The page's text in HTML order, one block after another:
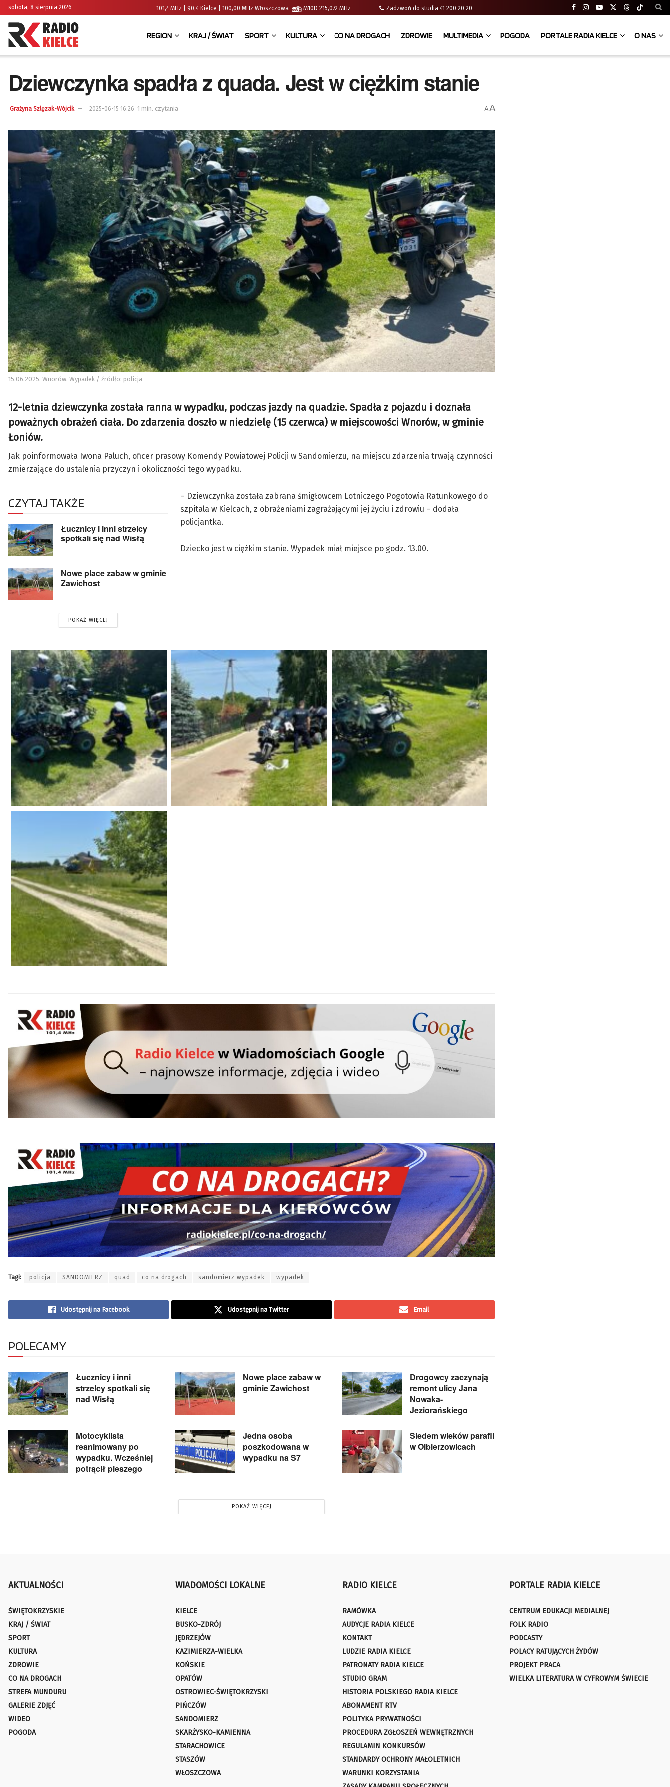
sobota, 8 sierpnia 2026 101,4 MHz | 90,4 Kielce | 100,00 MHz Włoszczowa M10D 215,072 MHz Zadzwoń do studia 41 200 20 20
REGION KRAJ / ŚWIAT SPORT KULTURA CO NA DROGACH ZDROWIE MULTIMEDIA POGODA PORTALE RADIA KIELCE O NAS
Dziewczynka spadła z quada. Jest w ciężkim stanie
Grażyna Szlęzak-Wójcik 2025-06-15 16:26 1 min. czytania AA
15.06.2025. Wnorów. Wypadek / źródło: policja
12-letnia dziewczynka została ranna w wypadku, podczas jazdy na quadzie. Spadła z pojazdu i doznała
poważnych obrażeń ciała. Do zdarzenia doszło w niedzielę (15 czerwca) w miejscowości Wnorów, w gminie
Łoniów.
Jak poinformowała Iwona Paluch, oficer prasowy Komendy Powiatowej Policji w Sandomierzu, na miejscu zdarzenia trwają czynności
zmierzające do ustalenia przyczyn i okoliczności tego wypadku.
CZYTAJ TAKŻE
Łucznicy i inni strzelcy
spotkali się nad Wisłą
Nowe place zabaw w gminie
Zawichost
POKAŻ WIĘCEJ
– Dziewczynka została zabrana śmigłowcem Lotniczego Pogotowia Ratunkowego do
szpitala w Kielcach, z obrażeniami zagrażającymi jej życiu i zdrowiu – dodała
policjantka.
Dziecko jest w ciężkim stanie. Wypadek miał miejsce po godz. 13.00.
Tagi: policja SANDOMIERZ quad co na drogach sandomierz wypadek wypadek
Udostępnij na Facebook Udostępnij na Twitter Email
POLECAMY
Łucznicy i inni
strzelcy spotkali się
nad Wisłą
Nowe place zabaw w
gminie Zawichost
Drogowcy zaczynają
remont ulicy Jana
Nowaka-
Jeziorańskiego
Motocyklista
reanimowany po
wypadku. Wcześniej
potrącił pieszego
Jedna osoba
poszkodowana w
wypadku na S7
Siedem wieków parafii
w Olbierzowicach
POKAŻ WIĘCEJ
AKTUALNOŚCI
ŚWIĘTOKRZYSKIE
KRAJ / ŚWIAT
SPORT
KULTURA
ZDROWIE
CO NA DROGACH
STREFA MUNDURU
GALERIE ZDJĘĆ
WIDEO
POGODA
WIADOMOŚCI LOKALNE
KIELCE
BUSKO-ZDRÓJ
JĘDRZEJÓW
KAZIMIERZA-WIELKA
KOŃSKIE
OPATÓW
OSTROWIEC-ŚWIĘTOKRZYSKI
PIŃCZÓW
SANDOMIERZ
SKARŻYSKO-KAMIENNA
STARACHOWICE
STASZÓW
WŁOSZCZOWA
RADIO KIELCE
RAMÓWKA
AUDYCJE RADIA KIELCE
KONTAKT
LUDZIE RADIA KIELCE
PATRONATY RADIA KIELCE
STUDIO GRAM
HISTORIA POLSKIEGO RADIA KIELCE
ABONAMENT RTV
POLITYKA PRYWATNOŚCI
PROCEDURA ZGŁOSZEŃ WEWNĘTRZNYCH
REGULAMIN KONKURSÓW
STANDARDY OCHRONY MAŁOLETNICH
WARUNKI KORZYSTANIA
PORTALE RADIA KIELCE
CENTRUM EDUKACJI MEDIALNEJ
FOLK RADIO
PODCASTY
POLACY RATUJĄCYCH ŻYDÓW
PROJEKT PRACA
WIELKA LITERATURA W CYFROWYM ŚWIECIE